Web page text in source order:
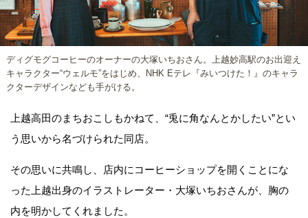
ディグモグコーヒーのオーナーの大塚いちおさん。上越妙高駅のお出迎え
キャラクター“ウェルモ”をはじめ、NHK Eテレ『みいつけた！』のキャラ
クターデザインなども手がける。
上越高田のまちおこしもかねて、“兎に角なんとかしたい”とい
う思いから名づけられた同店。
その思いに共鳴し、店内にコーヒーショップを開くことにな
った上越出身のイラストレーター・大塚いちおさんが、胸の
内を明かしてくれました。